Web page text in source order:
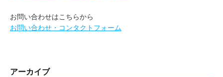
お問い合わせはこちらから
お問い合わせ・コンタクトフォーム
アーカイブ